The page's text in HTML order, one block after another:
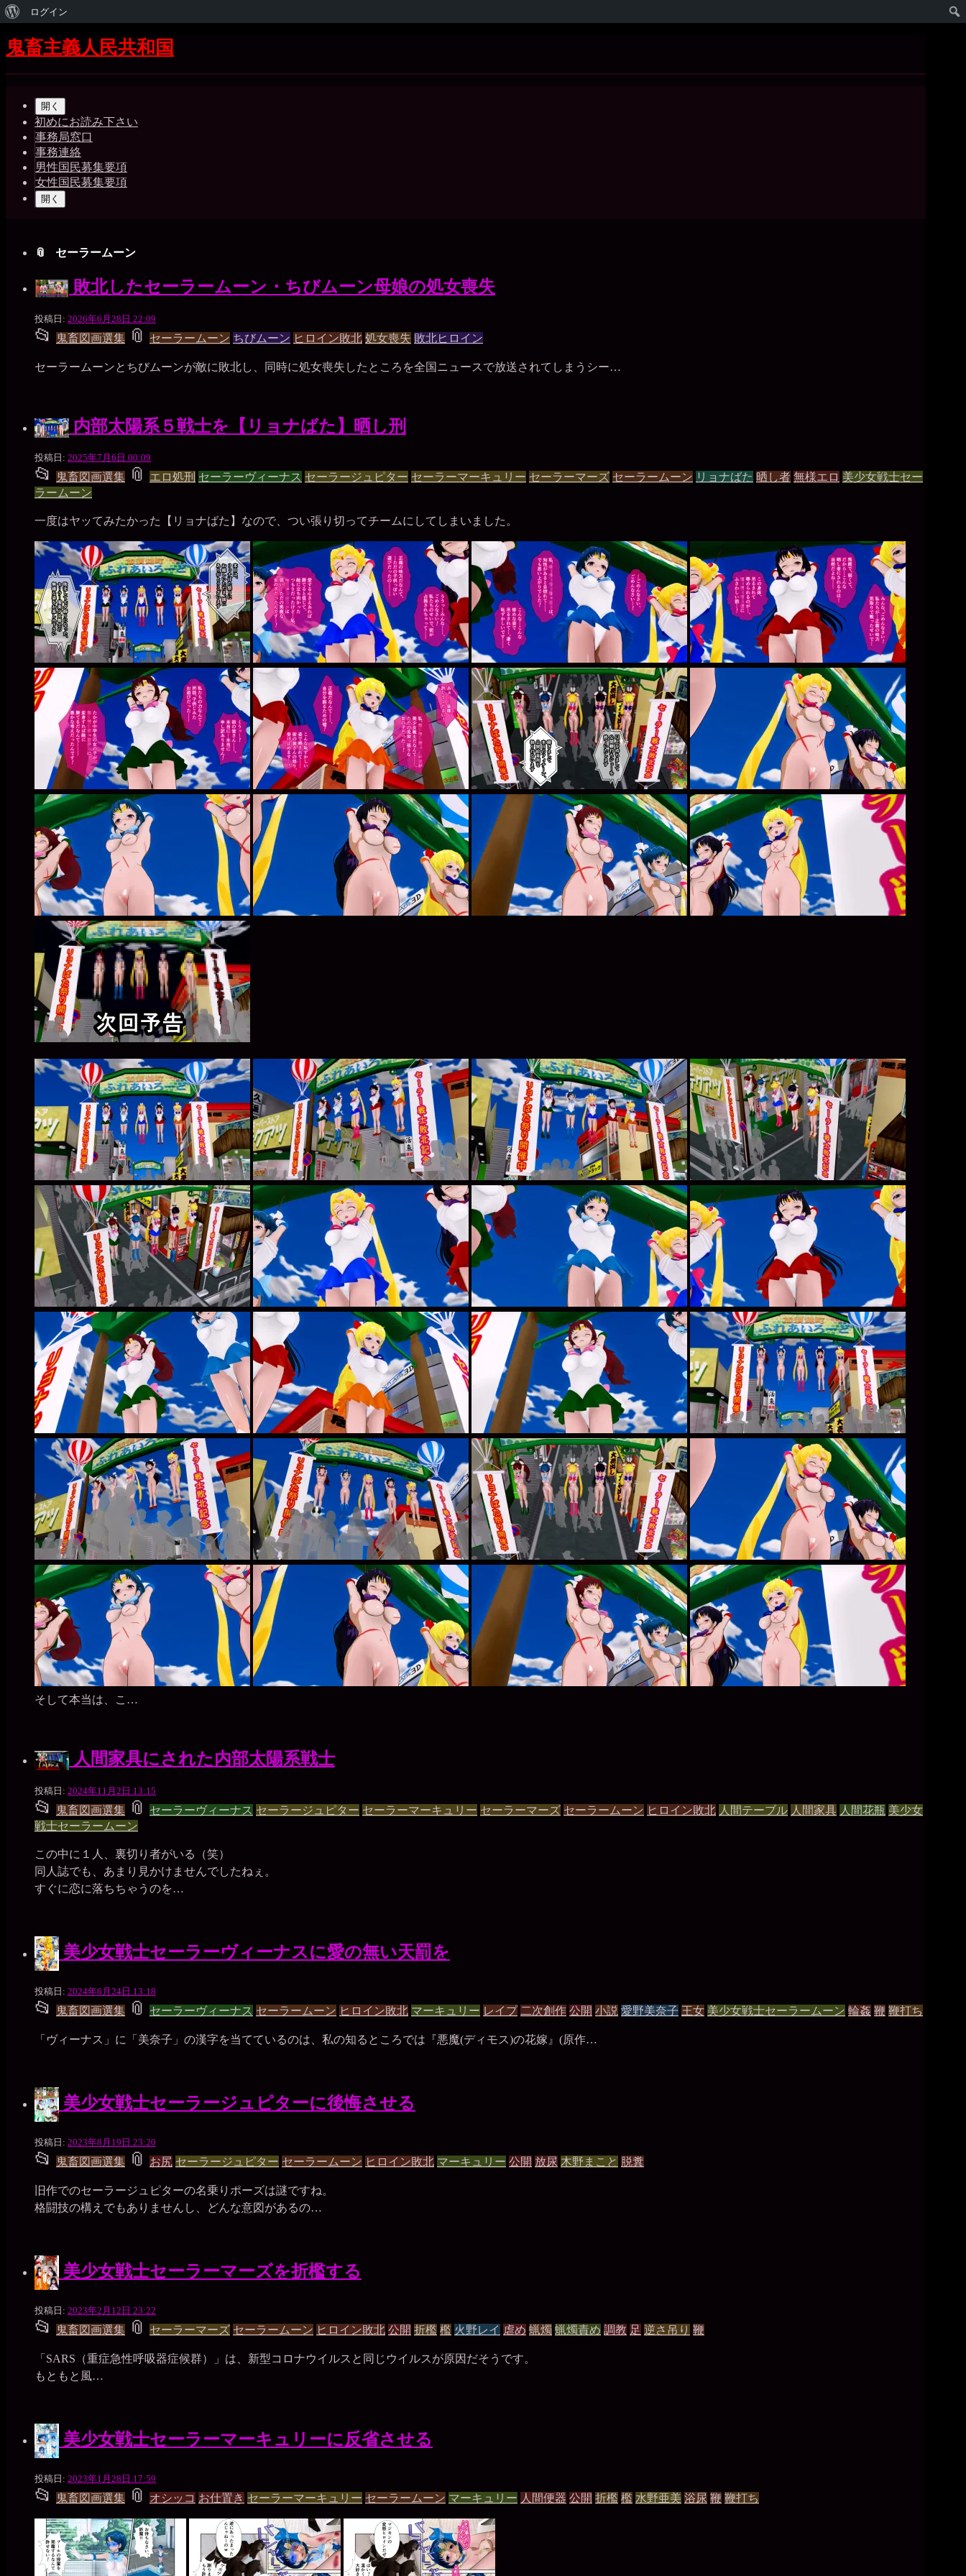
WordPress
つ
て
ログイン
コ
ン
テ
Skip
to
Skip
to
Skip
to
Skip
to
Skip
to
Skip
to
Skip
to
Skip
to
Skip
to
Skip
to
Skip
to
Skip
to
Skip
to
Skip
to
Skip
to
Skip
to
鬼畜主義人民共和国
開く
初めにお読み下さい
事務局窓口
事務連絡
男性国民募集要項
女性国民募集要項
開く
セーラームーン
敗北したセーラームーン・ちびムーン母娘の処女喪失
投稿日: 2026年6月28日 22:09
枚
の
貨
📂 投
稿
ー
プ
鬼畜図画選集 📎 タ
グ
セーラームーン ちびムーン ヒロイン敗北 処女喪失 敗北ヒロイン
セーラームーンとちびムーンが敵に敗北し、同時に処女喪失したところを全国ニュースで放送されてしまうシー…
内部太陽系５戦士を【リョナばた】晒し刑
投稿日: 2025年7月6日 00:09
枚
の
📂 投
稿
グ
ル
ー
プ
鬼畜図画選集 📎 タ
エロ処刑 セーラーヴィーナス セーラージュピター セーラーマーキュリー セーラーマーズ セーラームーン リョナばた 晒し者 無様エロ 美少女戦士セー
ラームーン
一度はヤッてみたかった【リョナばた】なので、つい張り切ってチームにしてしまいました。
そして本当は、こ…
人間家具にされた内部太陽系戦士
投稿日: 2024年11月2日 13:15
枚
の
📂 投
稿
グ
ル
プ
鬼畜図画選集 📎 タ
セーラーヴィーナス セーラージュピター セーラーマーキュリー セーラーマーズ セーラームーン ヒロイン敗北 人間テーブル 人間家具 人間花瓶 美少女
戦士セーラームーン
この中に１人、裏切り者がいる（笑）
同人誌でも、あまり見かけませんでしたねぇ。
すぐに恋に落ちちゃうのを…
美少女戦士セーラーヴィーナスに愛の無い天罰を
投稿日: 2024年6月24日 13:18
枚
の
貨
📂 投
稿
ル
ー
プ
鬼畜図画選集 📎 タ
グ
セーラーヴィーナス セーラームーン ヒロイン敗北 マーキュリー レイプ 二次創作 公開 小説 愛野美奈子 王女 美少女戦士セーラームーン 輪姦 鞭 鞭打ち
「ヴィーナス」に「美奈子」の漢字を当てているのは、私の知るところでは『悪魔(ディモス)の花嫁』(原作…
美少女戦士セーラージュピターに後悔させる
投稿日: 2023年8月19日 23:20
枚
の
貨
📂 投
稿
グ
ー
プ
鬼畜図画選集 📎 タ
グ
お尻 セーラージュピター セーラームーン ヒロイン敗北 マーキュリー 公開 放尿 木野まこと 脱糞
旧作でのセーラージュピターの名乗りポーズは謎ですね。
格闘技の構えでもありませんし、どんな意図があるの…
美少女戦士セーラーマーズを折檻する
投稿日: 2023年2月12日 23:22
枚
の
貨
📂 投
稿
グ
ー
プ
鬼畜図画選集 📎 タ
グ
セーラーマーズ セーラームーン ヒロイン敗北 公開 折檻 檻 火野レイ 虐め 蝋燭 蝋燭責め 調教 足 逆さ吊り 鞭
「SARS（重症急性呼吸器症候群）」は、新型コロナウイルスと同じウイルスが原因だそうです。
もともと風…
美少女戦士セーラーマーキュリーに反省させる
投稿日: 2023年1月28日 17:59
枚
の
銀
貨
📂 投
稿
グ
鬼畜図画選集 📎 タ
グ
オシッコ お仕置き セーラーマーキュリー セーラームーン マーキュリー 人間便器 公開 折檻 檻 水野亜美 浴尿 鞭 鞭打ち